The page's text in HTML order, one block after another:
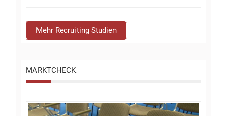
Mehr Recruiting Studien
MARKTCHECK